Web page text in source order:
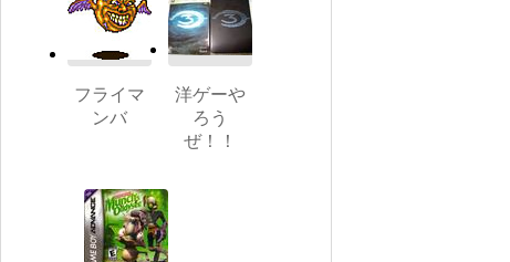
フライマ
ンバ
洋ゲーや
ろう
ぜ！！